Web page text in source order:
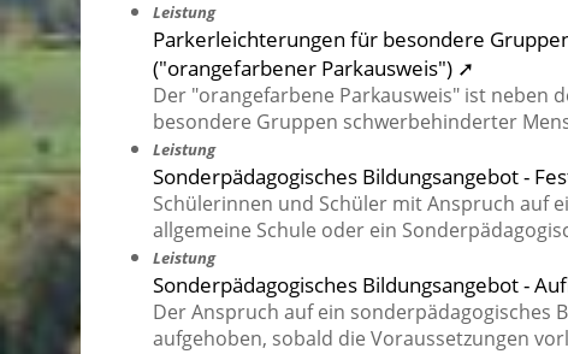
Leistung
Parkerleichterungen für besondere
("orangefarbener Parkausweis") ➚
Der "orangefarbene Parkausweis" ist neben
besondere Gruppen schwerbehinderter
Leistung
Sonderpädagogisches Bildungsangebot -
Schülerinnen und Schüler mit Anspruch auf
allgemeine Schule oder ein
Leistung
Sonderpädagogisches Bildungsangebot -
Der Anspruch auf ein sonderpädagogisches
aufgehoben, sobald die Voraussetzungen